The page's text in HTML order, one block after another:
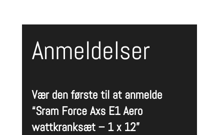
Anmeldelser
Vær den første til at anmelde
“Sram Force Axs E1 Aero
wattkranksæt – 1 x 12”